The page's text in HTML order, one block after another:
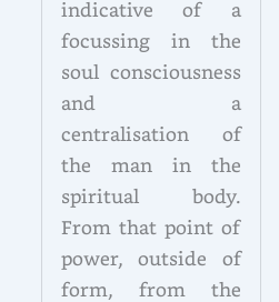
indicative of a
focussing in the
soul consciousness
and a
centralisation of
the man in the
spiritual body.
From that point of
power, outside of
form, from the